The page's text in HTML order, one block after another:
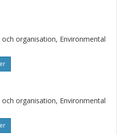
organisation, Environmental
organisation, Environmental